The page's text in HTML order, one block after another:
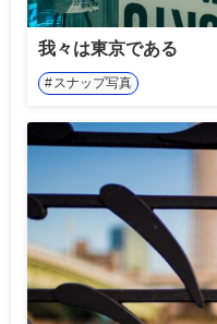
我々は東京である
スナップ写真